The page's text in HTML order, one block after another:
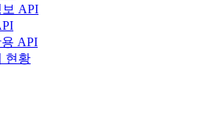
API
API
현황